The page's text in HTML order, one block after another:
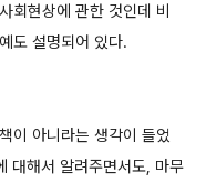
회현상에 관한 것인데 비
도 설명되어 있다.
이 아니라는 생각이 들었
대해서 알려주면서도, 마무